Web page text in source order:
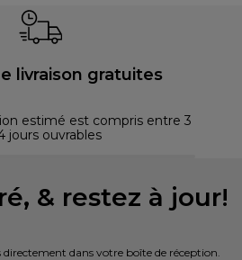
livraison gratuites
estimé est compris entre 3
jours ouvrables
& restez à jour!
directement dans votre boîte de réception.